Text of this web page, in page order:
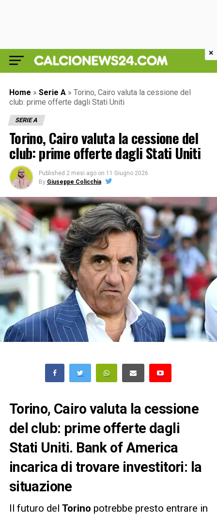
Home » Serie A » Torino, Cairo valuta la cessione del
club: prime offerte dagli Stati Uniti
SERIE A
Torino, Cairo valuta la cessione del
club: prime offerte dagli Stati Uniti
Published 2 mesi ago on 11 Giugno 2026
By Giuseppe Colicchia
Torino, Cairo valuta la cessione
del club: prime offerte dagli
Stati Uniti. Bank of America
incarica di trovare investitori: la
situazione
Il futuro del Torino potrebbe presto entrare in
×